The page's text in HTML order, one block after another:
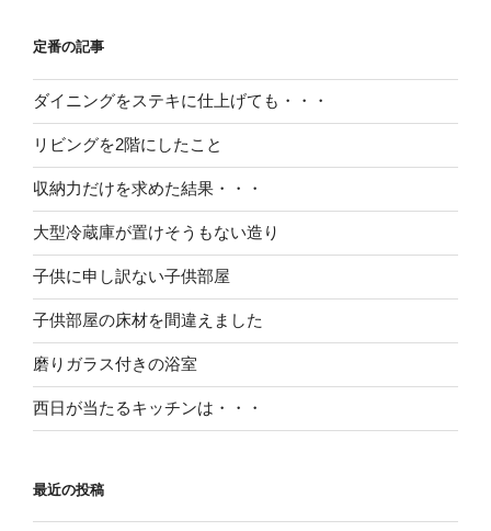
定番の記事
ダイニングをステキに仕上げても・・・
リビングを2階にしたこと
収納力だけを求めた結果・・・
大型冷蔵庫が置けそうもない造り
子供に申し訳ない子供部屋
子供部屋の床材を間違えました
磨りガラス付きの浴室
西日が当たるキッチンは・・・
最近の投稿